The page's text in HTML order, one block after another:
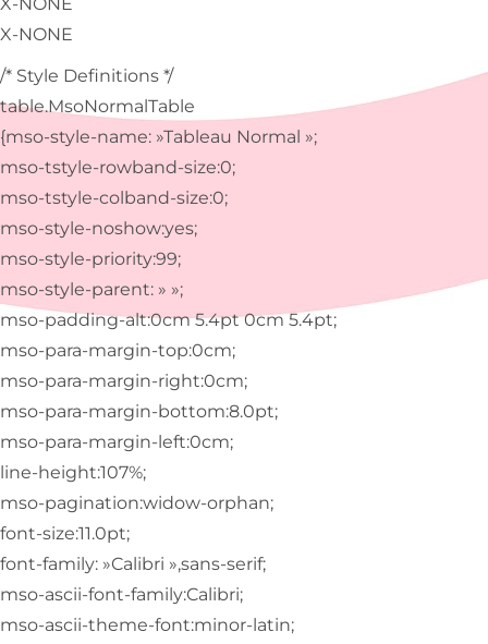
X-NONE
/* Style Definitions */
table.MsoNormalTable
{mso-style-name: »Tableau Normal »;
mso-tstyle-rowband-size:0;
mso-tstyle-colband-size:0;
mso-style-noshow:yes;
mso-style-priority:99;
mso-style-parent: » »;
mso-padding-alt:0cm 5.4pt 0cm 5.4pt;
mso-para-margin-top:0cm;
mso-para-margin-right:0cm;
mso-para-margin-bottom:8.0pt;
mso-para-margin-left:0cm;
line-height:107%;
mso-pagination:widow-orphan;
font-size:11.0pt;
font-family: »Calibri »,sans-serif;
mso-ascii-font-family:Calibri;
mso-ascii-theme-font:minor-latin;